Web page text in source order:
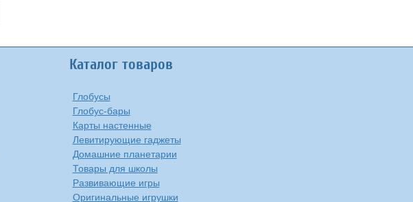
Каталог товаров
Глобусы
Глобус-бары
Карты настенные
Левитирующие гаджеты
Домашние планетарии
Товары для школы
Развивающие игры
Оригинальные игрушки